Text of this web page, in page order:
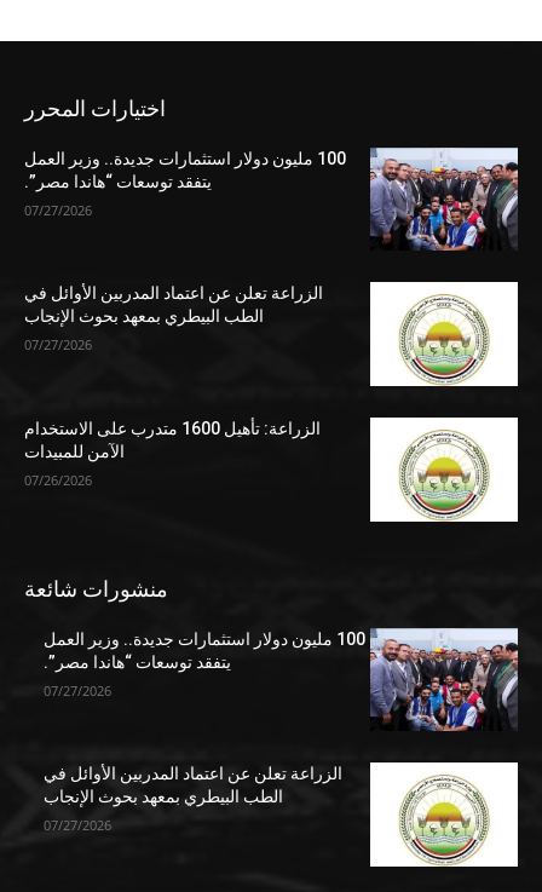
اختيارات المحرر
100 مليون دولار استثمارات جديدة.. وزير العمل
يتفقد توسعات “هاندا مصر”.
07/27/2026
الزراعة تعلن عن اعتماد المدربين الأوائل في
الطب البيطري بمعهد بحوث الإنجاب
07/27/2026
الزراعة: تأهيل 1600 متدرب على الاستخدام
الآمن للمبيدات
07/26/2026
منشورات شائعة
100 مليون دولار استثمارات جديدة.. وزير العمل
يتفقد توسعات “هاندا مصر”.
07/27/2026
الزراعة تعلن عن اعتماد المدربين الأوائل في
الطب البيطري بمعهد بحوث الإنجاب
07/27/2026